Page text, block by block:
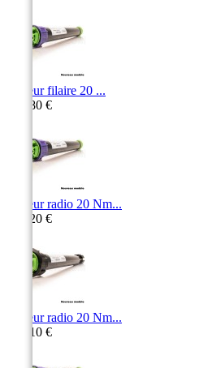
Moteur filaire 20 ...
331,80 €
Moteur radio 20 Nm...
392,20 €
Moteur radio 20 Nm...
431,10 €